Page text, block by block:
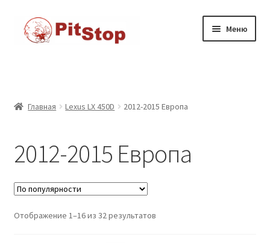
содержимому
Перейти
Перейти
Меню
Контакты
Корзина
Мой аккаунт
Главная Lexus LX 450D 2012-2015 Европа
2012-2015 Европа
Отображение 1–16 из 32 результатов